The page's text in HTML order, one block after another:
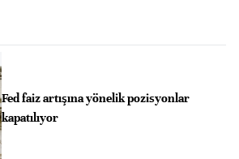
Fed faiz artışına yönelik pozisyonlar
kapatılıyor